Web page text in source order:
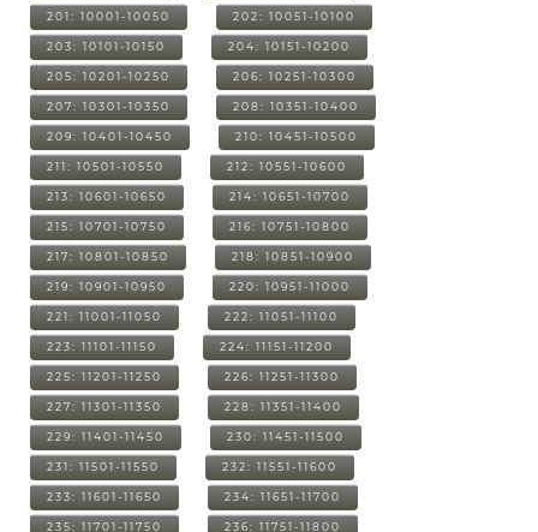
201: 10001-10050 202: 10051-10100
203: 10101-10150 204: 10151-10200
205: 10201-10250 206: 10251-10300
207: 10301-10350 208: 10351-10400
209: 10401-10450 210: 10451-10500
211: 10501-10550 212: 10551-10600
213: 10601-10650 214: 10651-10700
215: 10701-10750 216: 10751-10800
217: 10801-10850 218: 10851-10900
219: 10901-10950 220: 10951-11000
221: 11001-11050 222: 11051-11100
223: 11101-11150 224: 11151-11200
225: 11201-11250 226: 11251-11300
227: 11301-11350 228: 11351-11400
229: 11401-11450 230: 11451-11500
231: 11501-11550 232: 11551-11600
233: 11601-11650 234: 11651-11700
235: 11701-11750 236: 11751-11800